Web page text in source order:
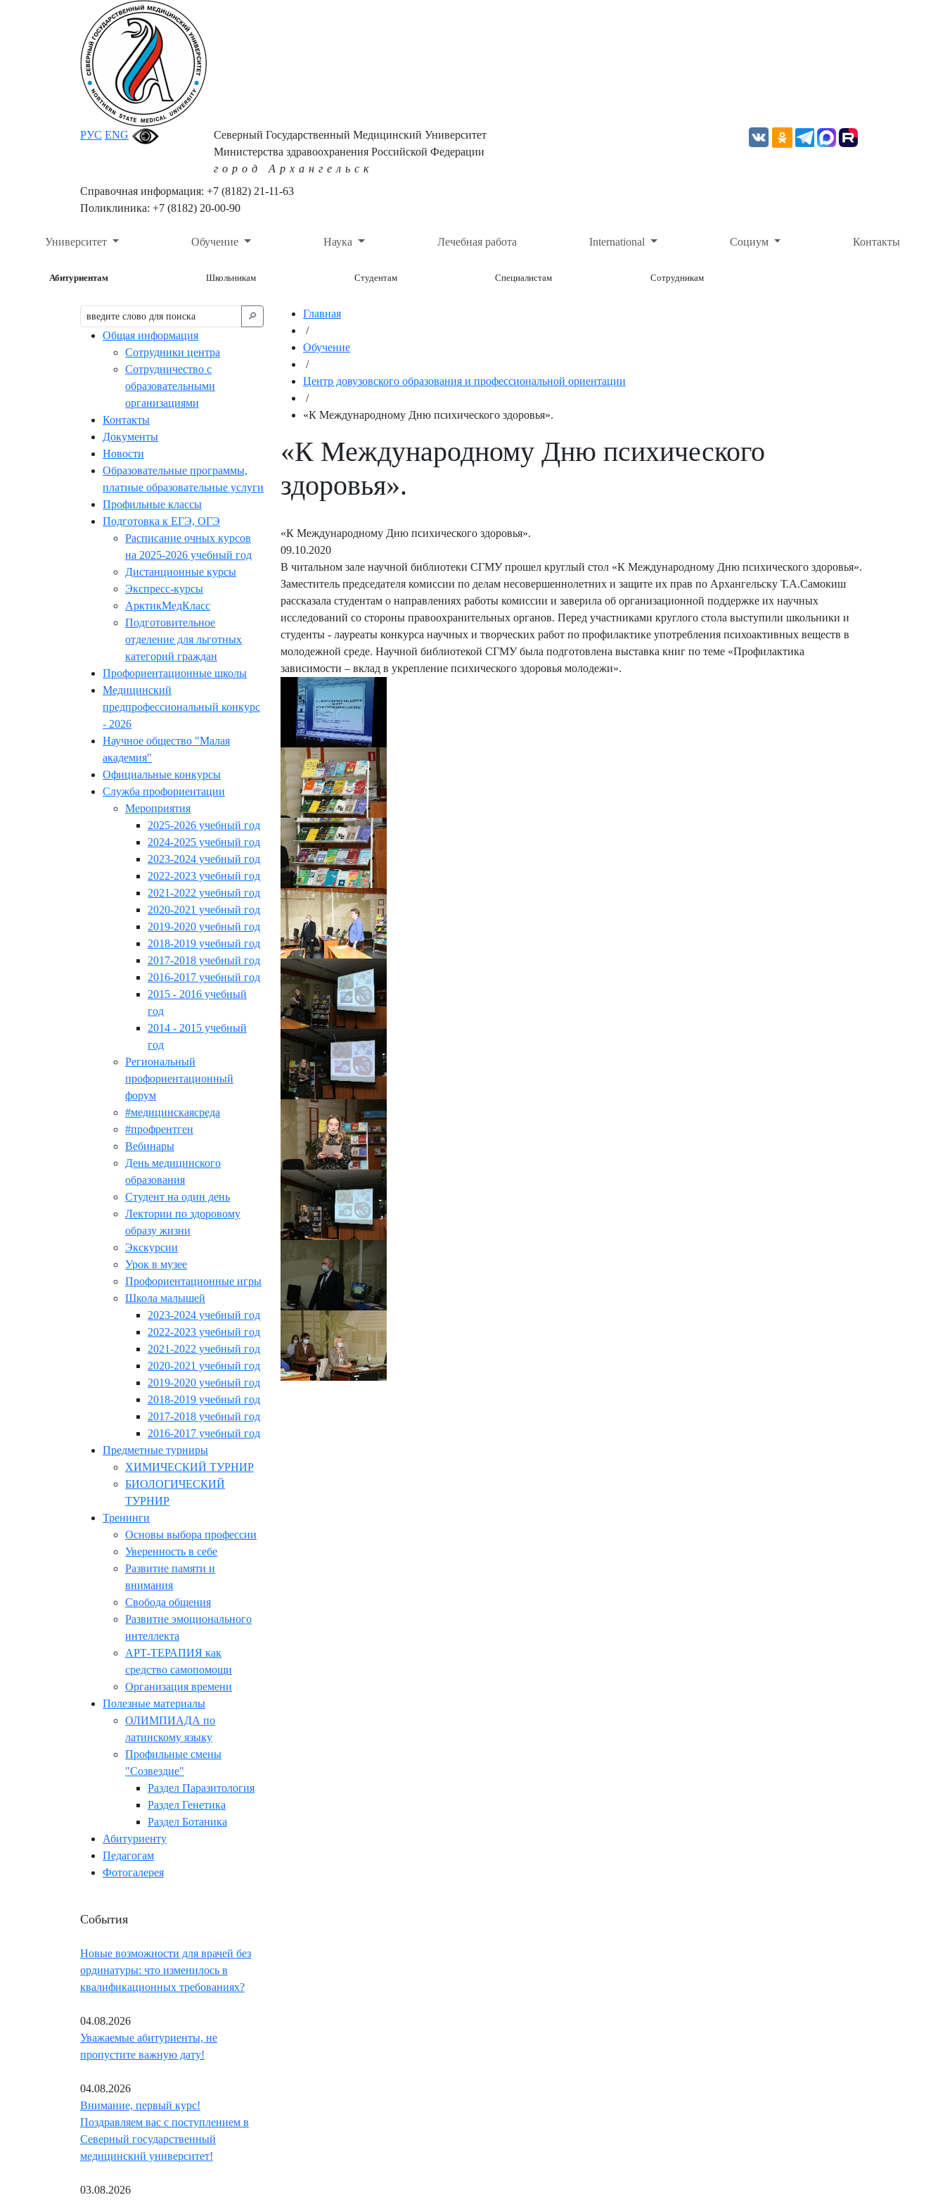
РУС ENG
Северный Государственный Медицинский Университет
Министерства здравоохранения Российской Федерации
город Архангельск
Справочная информация: +7 (8182) 21-11-63
Поликлиника: +7 (8182) 20-00-90
Университет Обучение Наука Лечебная работа International Социум Контакты
Абитуриентам Школьникам Студентам Специалистам Сотрудникам
🔎︎
Общая информация
Сотрудники центра
Сотрудничество с
образовательными
организациями
Контакты
Документы
Новости
Образовательные программы,
платные образовательные услуги
Профильные классы
Подготовка к ЕГЭ, ОГЭ
Расписание очных курсов
на 2025-2026 учебный год
Дистанционные курсы
Экспресс-курсы
АрктикМедКласс
Подготовительное
отделение для льготных
категорий граждан
Профориентационные школы
Медицинский
предпрофессиональный конкурс
- 2026
Научное общество "Малая
академия"
Официальные конкурсы
Служба профориентации
Мероприятия
2025-2026 учебный год
2024-2025 учебный год
2023-2024 учебный год
2022-2023 учебный год
2021-2022 учебный год
2020-2021 учебный год
2019-2020 учебный год
2018-2019 учебный год
2017-2018 учебный год
2016-2017 учебный год
2015 - 2016 учебный
год
2014 - 2015 учебный
год
Региональный
профориентационный
форум
#медицинскаясреда
#профрентген
Вебинары
День медицинского
образования
Студент на один день
Лектории по здоровому
образу жизни
Экскурсии
Урок в музее
Профориентационные игры
Школа малышей
2023-2024 учебный год
2022-2023 учебный год
2021-2022 учебный год
2020-2021 учебный год
2019-2020 учебный год
2018-2019 учебный год
2017-2018 учебный год
2016-2017 учебный год
Предметные турниры
ХИМИЧЕСКИЙ ТУРНИР
БИОЛОГИЧЕСКИЙ
ТУРНИР
Тренинги
Основы выбора профессии
Уверенность в себе
Развитие памяти и
внимания
Свобода общения
Развитие эмоционального
интеллекта
АРТ-ТЕРАПИЯ как
средство самопомощи
Организация времени
Полезные материалы
ОЛИМПИАДА по
латинскому языку
Профильные смены
"Созвездие"
Раздел Паразитология
Раздел Генетика
Раздел Ботаника
Абитуриенту
Педагогам
Фотогалерея
События
Новые возможности для врачей без
ординатуры: что изменилось в
квалификационных требованиях?
04.08.2026
Уважаемые абитуриенты, не
пропустите важную дату!
04.08.2026
Внимание, первый курс!
Поздравляем вас с поступлением в
Северный государственный
медицинский университет!
03.08.2026
Главная
/
Обучение
/
Центр довузовского образования и профессиональной ориентации
/
«К Международному Дню психического здоровья».
«К Международному Дню психического
здоровья».
«К Международному Дню психического здоровья».
09.10.2020
В читальном зале научной библиотеки СГМУ прошел круглый стол «К Международному Дню психического здоровья».
Заместитель председателя комиссии по делам несовершеннолетних и защите их прав по Архангельску Т.А.Самокиш
рассказала студентам о направлениях работы комиссии и заверила об организационной поддержке их научных
исследований со стороны правоохранительных органов. Перед участниками круглого стола выступили школьники и
студенты - лауреаты конкурса научных и творческих работ по профилактике употребления психоактивных веществ в
молодежной среде. Научной библиотекой СГМУ была подготовлена выставка книг по теме «Профилактика
зависимости – вклад в укрепление психического здоровья молодежи».